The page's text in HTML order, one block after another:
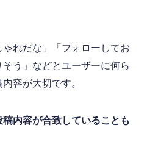
れだな」「フォローしてお
う」などとユーザーに何ら
容が大切です。
内容が合致していることも